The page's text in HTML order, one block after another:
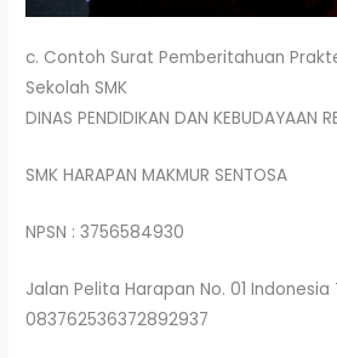
c. Contoh Surat Pemberitahuan
Sekolah SMK
DINAS PENDIDIKAN DAN KEBUDAYAAN
SMK HARAPAN MAKMUR SENTOSA
NPSN : 3756584930
Jalan Pelita Harapan No. 01 Indonesia
083762536372892937